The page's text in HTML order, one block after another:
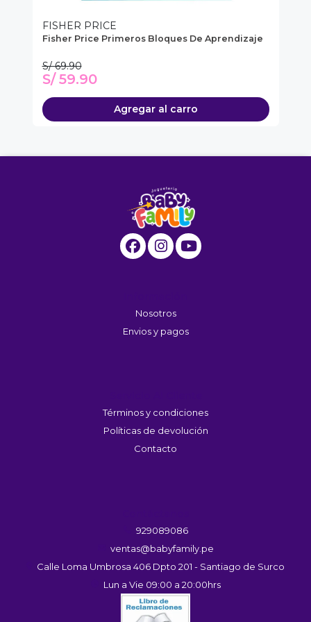
FISHER PRICE
Fisher Price Primeros Bloques De Aprendizaje
S/ 69.90
S/ 59.90
Agregar al carro
Nosotros
Envios y pagos
Términos y condiciones
Políticas de devolución
Contacto
929089086
ventas@babyfamily.pe
Calle Loma Umbrosa 406 Dpto 201 - Santiago de Surco
Lun a Vie 09:00 a 20:00hrs